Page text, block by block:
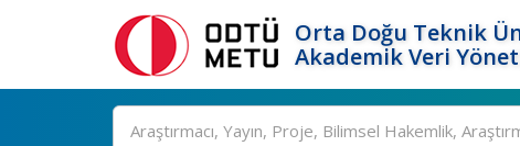
Orta Doğu Teknik
Akademik Veri
Ara